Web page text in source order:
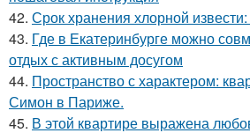
42. Срок хранения хлорной
43. Где в Екатеринбурге можно
отдых с активным досугом
44. Пространство с характером:
Симон в Париже.
45. В этой квартире выражена